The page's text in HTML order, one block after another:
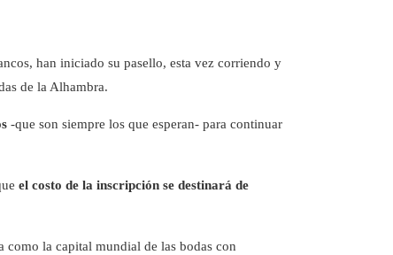
han iniciado su pasello, esta vez corriendo y
de la Alhambra.
-que son siempre los que esperan- para continuar
el costo de la inscripción se destinará de
como la capital mundial de las bodas con